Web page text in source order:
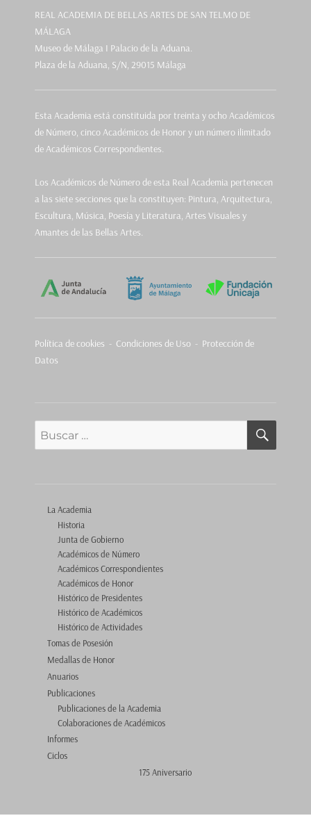
REAL ACADEMIA DE BELLAS ARTES DE SAN TELMO DE
MÁLAGA
Museo de Málaga I Palacio de la Aduana.
Plaza de la Aduana, S/N, 29015 Málaga
Esta Academia está constituida por treinta y ocho Académicos
de Número, cinco Académicos de Honor y un número ilimitado
de Académicos Correspondientes.
Los Académicos de Número de esta Real Academia pertenecen
a las siete secciones que la constituyen: Pintura, Arquitectura,
Escultura, Música, Poesía y Literatura, Artes Visuales y
Amantes de las Bellas Artes.
Política de cookies - Condiciones de Uso - Protección de
Datos
Buscar
La Academia
Historia
Junta de Gobierno
Académicos de Número
Académicos Correspondientes
Académicos de Honor
Histórico de Presidentes
Histórico de Académicos
Histórico de Actividades
Tomas de Posesión
Medallas de Honor
Anuarios
Publicaciones
Publicaciones de la Academia
Colaboraciones de Académicos
Informes
Ciclos
175 Aniversario